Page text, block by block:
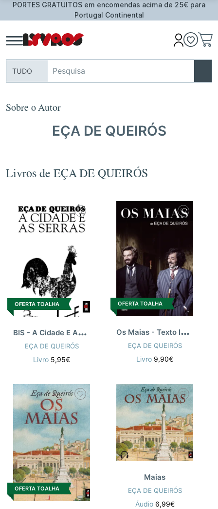
PORTES GRATUITOS em encomendas acima de 25€ para
Portugal Continental
TUDO
Sobre o Autor
EÇA DE QUEIRÓS
Livros de EÇA DE QUEIRÓS
OFERTA TOALHA
B
IS - A Cidade E As Serras
EÇA DE QUEIRÓS
Livro 5,95€
OFERTA TOALHA
O
s Maias - Texto Integral
EÇA DE QUEIRÓS
Livro 9,90€
OFERTA TOALHA
Maias
EÇA DE QUEIRÓS
Áudio 6,99€